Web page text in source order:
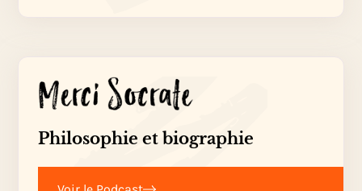
Philosophie et biographie